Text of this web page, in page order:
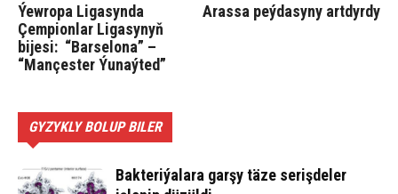
Ýewropa Ligasynda
Çempionlar Ligasynyň
bijesi: “Barselona” –
“Mançester Ýunaýted”
Arassa peýdasyny artdyrdy
GYZYKLY BOLUP BILER
Bakteriýalara garşy täze serişdeler